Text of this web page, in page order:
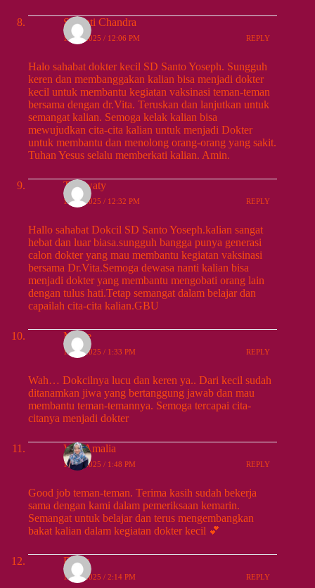
Susanti Chandra
10/25/2025 / 12:06 PM REPLY
Halo sahabat dokter kecil SD Santo Yoseph. Sungguh
keren dan membanggakan kalian bisa menjadi dokter
kecil untuk membantu kegiatan vaksinasi teman-teman
bersama dengan dr.Vita. Teruskan dan lanjutkan untuk
semangat kalian. Semoga kelak kalian bisa
mewujudkan cita-cita kalian untuk menjadi Dokter
untuk membantu dan menolong orang-orang yang sakit.
Tuhan Yesus selalu memberkati kalian. Amin.
Triwwaty
10/25/2025 / 12:32 PM REPLY
Hallo sahabat Dokcil SD Santo Yoseph.kalian sangat
hebat dan luar biasa.sungguh bangga punya generasi
calon dokter yang mau membantu kegiatan vaksinasi
bersama Dr.Vita.Semoga dewasa nanti kalian bisa
menjadi dokter yang membantu mengobati orang lain
dengan tulus hati.Tetap semangat dalam belajar dan
capailah cita-cita kalian.GBU
Mieke
10/25/2025 / 1:33 PM REPLY
Wah… Dokcilnya lucu dan keren ya.. Dari kecil sudah
ditanamkan jiwa yang bertanggung jawab dan mau
membantu teman-temannya. Semoga tercapai cita-
citanya menjadi dokter
Vita Amalia
10/25/2025 / 1:48 PM REPLY
Good job teman-teman. Terima kasih sudah bekerja
sama dengan kami dalam pemeriksaan kemarin.
Semangat untuk belajar dan terus mengembangkan
bakat kalian dalam kegiatan dokter kecil 💕
Deisy
10/25/2025 / 2:14 PM REPLY